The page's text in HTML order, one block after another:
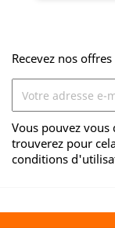
Recevez nos
Vous pouvez
trouverez pour
conditions